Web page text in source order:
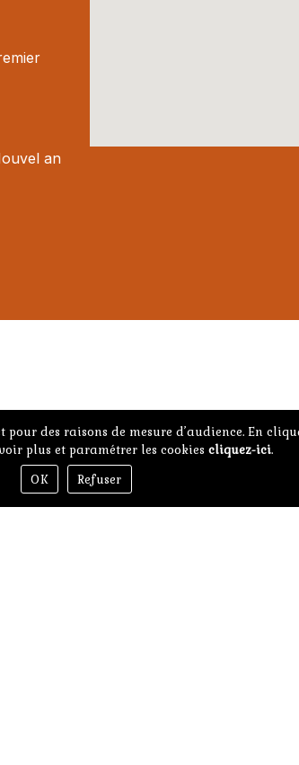
an
des raisons de mesure d’audience. En
plus et paramétrer les cookies cliquez-ici.
OK
Refuser